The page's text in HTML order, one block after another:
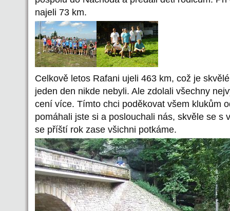
najeli 73 km.
Celkově letos Rafani ujeli 463 km, což je
jeden den nikde nebyli. Ale zdolali všechny
cení více. Tímto chci poděkovat všem klukům
pomáhali jste si a poslouchali nás, skvěle se s
se příští rok zase všichni potkáme.